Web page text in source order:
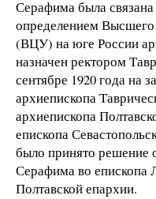
Серафима была
определением
(ВЦУ) на юге России
назначен ректором
сентябре 1920 года на
архиепископа
архиепископа
епископа
было принято решение
Серафима во епископа
Полтавской епархии.